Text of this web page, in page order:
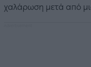
χαλάρωση μετά από